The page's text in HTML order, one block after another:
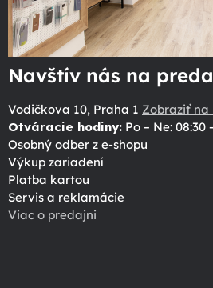
Navštív nás na
Vodičkova 10, Praha 1 Zobraziť na
Otváracie hodiny: Po – Ne: 08:30
Osobný odber z e-shopu
Výkup zariadení
Platba kartou
Servis a reklamácie
Viac o predajni